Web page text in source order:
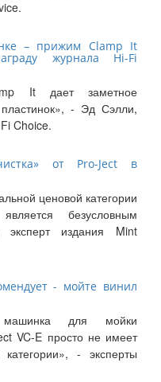
– прижим Clamp It
журнала Hi-Fi
It дает заметное
- Эд Сэлли,
Choice.
от Pro-Ject в
ценовой категории
безусловным
издания Mint
- мойте винил
для мойки
VC-E просто не имеет
- эксперты